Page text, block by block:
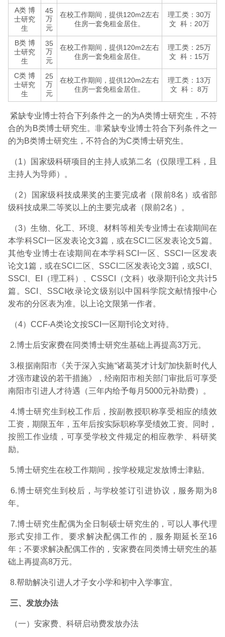
A类 博
士研究
生
45
万
元
在校工作期间，提供120m2左右
住房一套免租金居住。
理工类：30万
文 科：20万
B类 博
士研究
生
35
万
元
在校工作期间，提供120m2左右
住房一套免租金居住。
理工类：25万
文 科：15万
C类 博
士研究
生
25
万
元
在校工作期间，提供120m2左右
住房一套免租金居住。
理工类：13万
文 科： 8万
紧缺专业博士符合下列条件之一的为A类博士研究生，不符
合的为B类博士研究生。非紧缺专业博士符合下列条件之一
的为B类博士研究生，不符合的为C类博士研究生。
（1）国家级科研项目的主持人或第二名（仅限理工科，且
主持人为导师）。
（2）国家级科技成果奖的主要完成者（限前8名）或省部
级科技成果二等奖以上的主要完成者（限前2名）。
（3）生物、化工、环境、材料等相关专业博士在读期间在
本学科SCI一区发表论文3篇，或在SCI二区发表论文5篇。
其他专业博士在读期间在本学科SCI一区、SSCI一区发表
论文1篇，或在SCI二区、SSCI二区发表论文3篇，或SCI、
SSCI、EI（理工科）、CSSCI（文科）收录期刊论文共计5
篇。SCI、SSCI收录论文级别以中国科学院文献情报中心
发布的分区表为准。以上论文限第一作者。
（4）CCF-A类论文按SCI一区期刊论文对待。
2.博士后安家费在同类博士研究生基础上再提高3万元。
3.根据南阳市《关于深入实施“诸葛英才计划”加快新时代人
才强市建设的若干措施》，经南阳市相关部门审批后可享受
南阳市引进人才待遇（三年内给予每月5000元补助费）。
4.博士研究生到校工作后，按副教授职称享受相应的绩效
工资，期限五年，五年后按实际职称享受绩效工资。同时，
按照工作业绩，可享受学校文件规定的相应教学、科研奖
励。
5.博士研究生在校工作期间，按学校规定发放博士津贴。
6.博士研究生到校后，与学校签订引进协议，服务期为8
年。
7.博士研究生配偶为全日制硕士研究生的，可以人事代理
形式安排工作。要求解决配偶工作的，服务期延长至16
年；不要求解决配偶工作的，安家费在同类博士研究生的基
础上再提高8万元。
8.帮助解决引进人才子女小学和初中入学事宜。
三、发放办法
（一）安家费、科研启动费发放办法